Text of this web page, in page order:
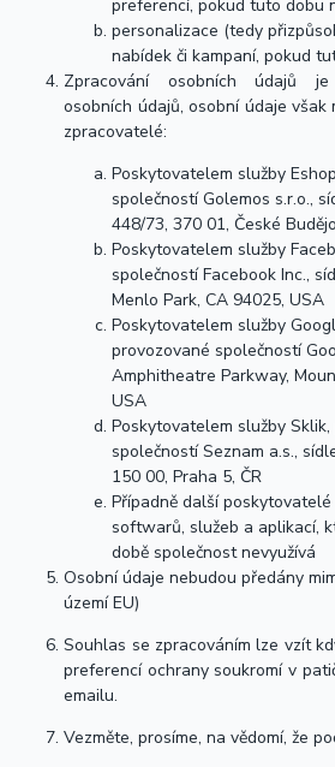
preferencí, pokud tuto dobu
personalizace (tedy
nabídek či kampaní, pokud
Zpracování osobních údajů je
osobních údajů, osobní údaje
zpracovatelé:
Poskytovatelem služby
společností Golemos s.r.o.,
448/73, 370 01, České
Poskytovatelem služby
společností Facebook Inc.,
Menlo Park, CA 94025, USA
Poskytovatelem služby
provozované společností
Amphitheatre Parkway,
USA
Poskytovatelem služby
společností Seznam a.s.,
150 00, Praha 5, ČR
Případně další
softwarů, služeb a aplikací,
době společnost nevyužívá
Osobní údaje nebudou předány
území EU)
Souhlas se zpracováním lze vzít
preferencí ochrany soukromí v
emailu.
Vezměte, prosíme, na vědomí, že